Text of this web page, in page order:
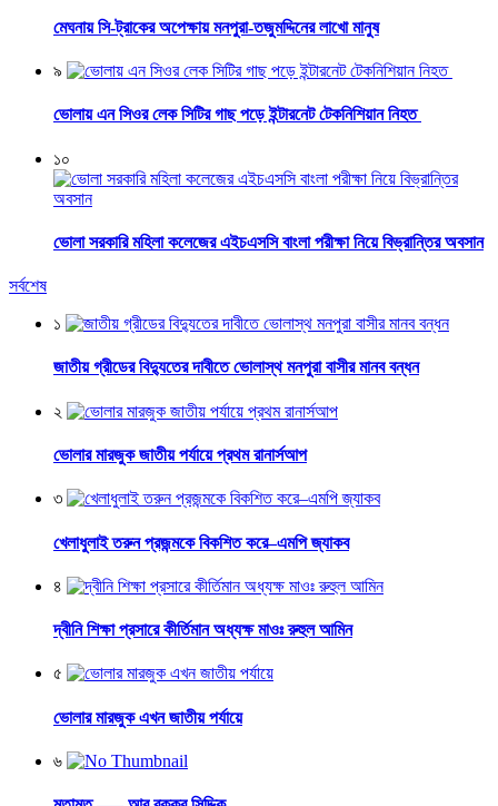
মেঘনায় সি-ট্রাকের অপেক্ষায় মনপুরা-তজুমদ্দিনের লাখো মানুষ
৯
ভোলায় এন সিওর লেক সিটির গাছ পড়ে ইন্টারনেট টেকনিশিয়ান নিহত
১০
ভোলা সরকারি মহিলা কলেজের এইচএসসি বাংলা পরীক্ষা নিয়ে বিভ্রান্তির অবসান
সর্বশেষ
১
জাতীয় গ্রীডের বিদ্যুতের দাবীতে ভোলাস্থ মনপুরা বাসীর মানব বন্ধন
২
ভোলার মারজুক জাতীয় পর্যায়ে প্রথম রানার্সআপ
৩
খেলাধুলাই তরুন প্রজন্মকে বিকশিত করে–এমপি জ্যাকব
৪
দ্বীনি শিক্ষা প্রসারে কীর্তিমান অধ্যক্ষ মাওঃ রুহুল আমিন
৫
ভোলার মারজুক এখন জাতীয় পর্যায়ে
৬